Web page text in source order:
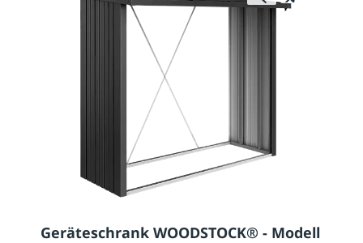
Geräteschrank WOODSTOCK® - Modell